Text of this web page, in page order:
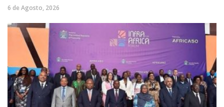
6 de Agosto, 2026